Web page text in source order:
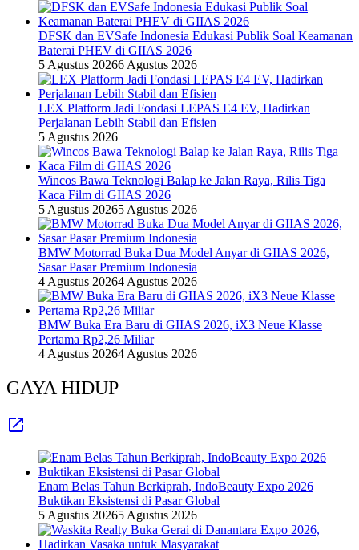
DFSK dan EVSafe Indonesia Edukasi Publik Soal Keamanan
Baterai PHEV di GIIAS 2026
5 Agustus 20266 Agustus 2026
LEX Platform Jadi Fondasi LEPAS E4 EV, Hadirkan
Perjalanan Lebih Stabil dan Efisien
5 Agustus 2026
Wincos Bawa Teknologi Balap ke Jalan Raya, Rilis Tiga
Kaca Film di GIIAS 2026
5 Agustus 20265 Agustus 2026
BMW Motorrad Buka Dua Model Anyar di GIIAS 2026,
Sasar Pasar Premium Indonesia
4 Agustus 20264 Agustus 2026
BMW Buka Era Baru di GIIAS 2026, iX3 Neue Klasse
Pertama Rp2,26 Miliar
4 Agustus 20264 Agustus 2026
GAYA HIDUP
Enam Belas Tahun Berkiprah, IndoBeauty Expo 2026
Buktikan Eksistensi di Pasar Global
5 Agustus 20265 Agustus 2026